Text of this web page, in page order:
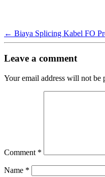
← Biaya Splicing Kabel FO
Leave a comment
Your email address will not be
Comment *
Name *